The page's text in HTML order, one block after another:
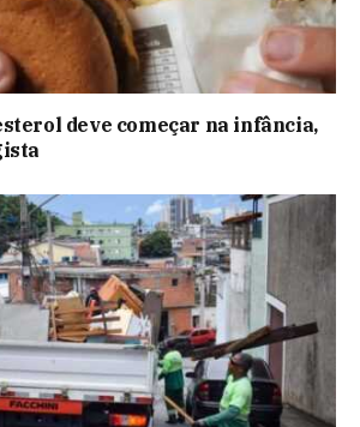
deve começar na infância,